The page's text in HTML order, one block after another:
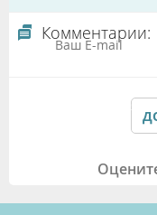
Подтверждая
Политикой
Комментарии: